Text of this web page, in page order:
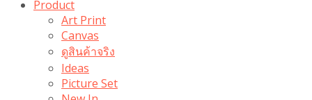
Product
Art Print
Canvas
ดูสินค้าจริง
Ideas
Picture Set